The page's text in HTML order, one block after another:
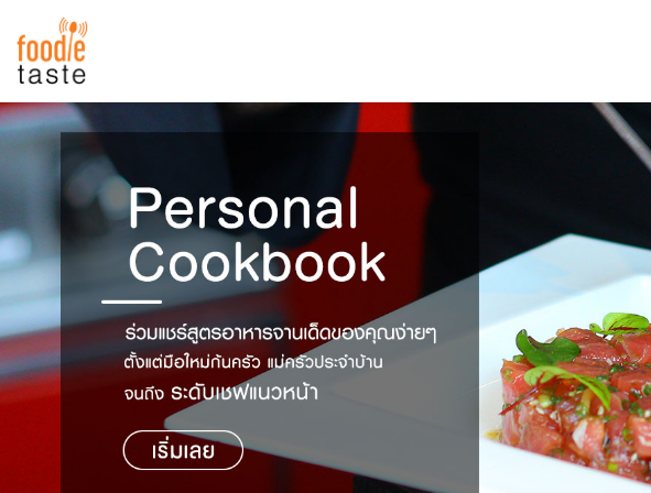
สูตรอาหาร
สูตรอาหารล่าสุด
Top Foodie
พาไปชิม
สารพันก้นครัว
เคล็ดลับน่ารู้
เปรียบเทียบหน่วยการตวง
เปรียบเทียบอุณหภูมิ
เปรียบเทียบน้ำหนักวัตถุดิบ
FoodPedia
สร้าง Cookbook